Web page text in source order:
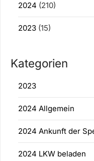
2024 (210)
2023 (15)
Kategorien
2023
2024 Allgemein
2024 Ankunft der
2024 LKW beladen